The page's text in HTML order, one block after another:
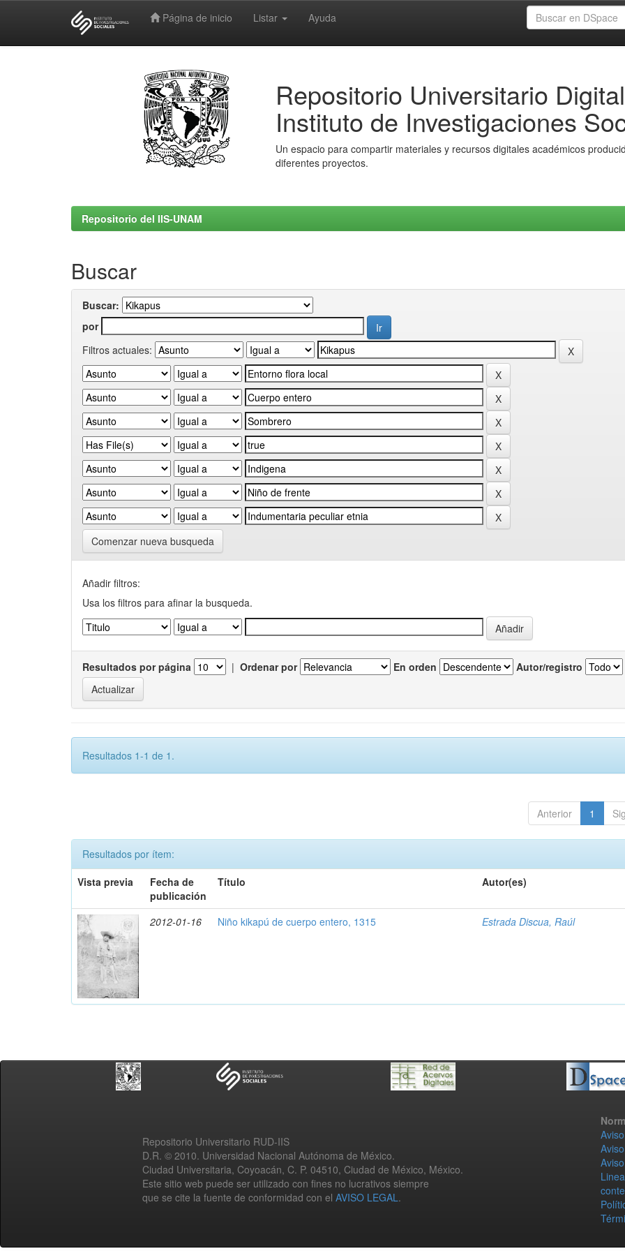
Página de inicio Listar Ayuda
Repositorio Universitario Digital
Instituto de Investigaciones
Un espacio para compartir materiales y recursos digitales académicos
diferentes proyectos.
Repositorio del IIS-UNAM
Buscar
Buscar:
por
Filtros actuales:
Comenzar nueva busqueda
Añadir filtros:
Usa los filtros para afinar la busqueda.
Resultados por página | Ordenar por En orden Autor/registro
Resultados 1-1 de 1.
Anterior 1
Resultados por ítem:
Vista previa
Fecha de
publicación
Título Autor(es)
2012-01-16 Niño kikapú de cuerpo entero, 1315 Estrada Discua, Raúl
Repositorio Universitario RUD-IIS
D.R. © 2010. Universidad Nacional Autónoma de México.
Ciudad Universitaria, Coyoacán, C. P. 04510, Ciudad de México, México.
Este sitio web puede ser utilizado con fines no lucrativos siempre
que se cite la fuente de conformidad con el AVISO LEGAL.